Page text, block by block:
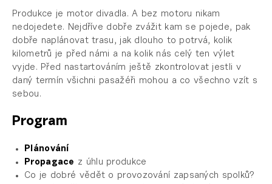
Produkce je motor divadla. A bez motoru nikam
nedojedete. Nejdříve dobře zvážit kam se pojede, pak
dobře naplánovat trasu, jak dlouho to potrvá, kolik
kilometrů je před námi a na kolik nás celý ten výlet
vyjde. Před nastartováním ještě zkontrolovat jestli v
daný termín všichni pasažéři mohou a co všechno vzít s
sebou.
Program
Plánování
Propagace z úhlu produkce
Co je dobré vědět o provozování zapsaných spolků?